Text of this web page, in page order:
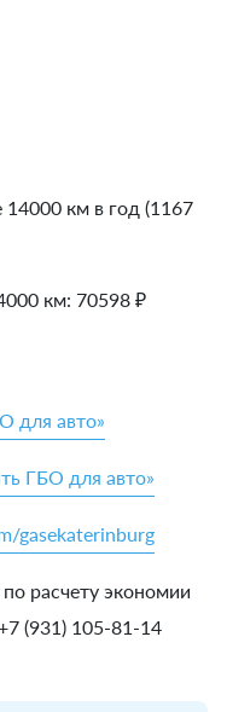
км в год (1167
км: 70598 ₽
для авто»
ГБО для авто»
gasekaterinburg
расчету экономии
(931) 105-81-14